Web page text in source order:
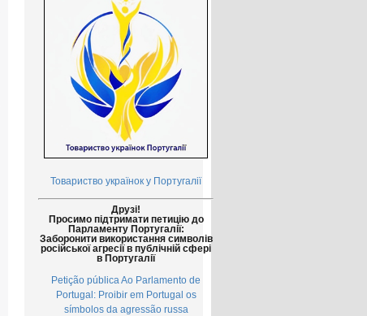
Товариство українок у Португалії
Друзі!
Просимо підтримати петицію до
Парламенту Португалії:
Заборонити використання символів
російської агресії в публічній сфері
в Португалії
Petição pública Ao Parlamento de
Portugal: Proibir em Portugal os
símbolos da agressão russa